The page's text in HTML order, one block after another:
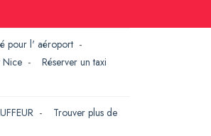
pour l' aéroport -
Nice - Réserver un taxi
- Trouver plus de